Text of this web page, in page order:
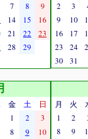
7 8
9
14 15
16
21 22
23
28 29
2 3
9
10
16
17
23
24
30
31
金 土
日
1
2
3
8 9
10
月 火
1
2
8
9